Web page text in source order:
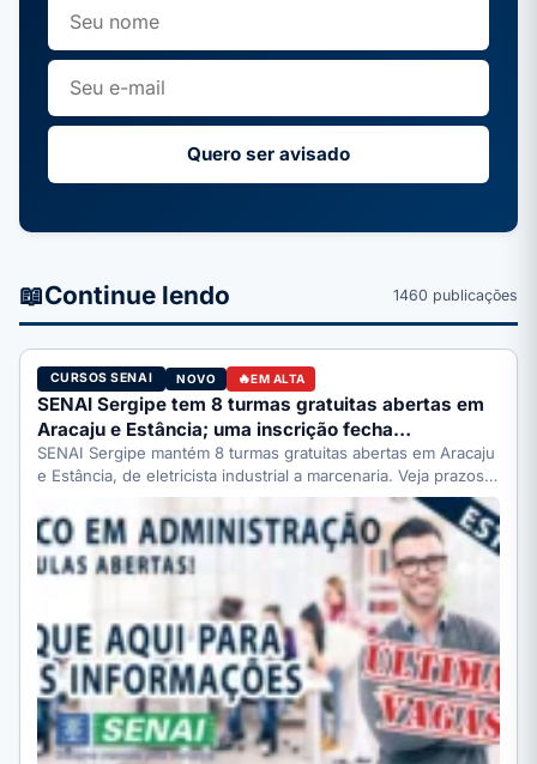
Quero ser avisado
📖Continue lendo 1460 publicações
CURSOS SENAI NOVO EM ALTA
SENAI Sergipe tem 8 turmas gratuitas abertas em
Aracaju e Estância; uma inscrição fecha…
SENAI Sergipe mantém 8 turmas gratuitas abertas em Aracaju
e Estância, de eletricista industrial a marcenaria. Veja prazos: